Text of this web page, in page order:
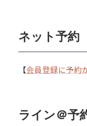
ネット予約
【会員登録に予約
ライン＠予